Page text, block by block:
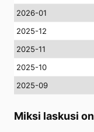
2026-01
2025-12
2025-11
2025-10
2025-09
Miksi laskusi